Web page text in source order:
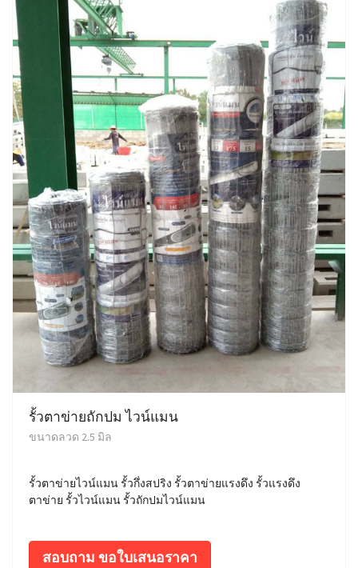
รั้วตาข่ายถักปม ไวน์แมน
ขนาดลวด 2.5 มิล
รั้วตาข่ายไวน์แมน รั้วกึ่งสปริง รั้วตาข่ายแรงดึง รั้วแรงดึง
ตาข่าย รั้วไวน์แมน รั้วถักปมไวน์แมน
สอบถาม ขอใบเสนอราคา